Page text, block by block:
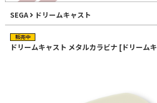
SEGA ドリームキャスト
ドリームキャスト メタルカラビナ [ドリーム